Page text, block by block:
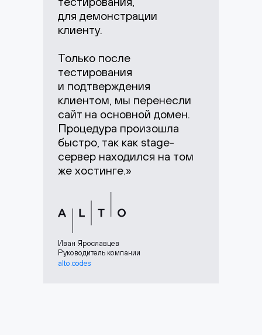
Иван Ярославцев
Руководитель компании
alto.codes
для демонстрации
клиенту.
Только после
тестирования
и подтверждения
клиентом, мы перенесли
сайт на основной домен.
Процедура произошла
быстро, так как stage-
сервер находился на том
же хостинге.»